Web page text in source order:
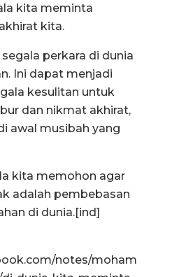
kita meminta
kita.
perkara di dunia
Ini dapat menjadi
kesulitan untuk
dan nikmat akhirat,
awal musibah yang
kita memohon agar
adalah pembebasan
di dunia.[ind]
notes/moham